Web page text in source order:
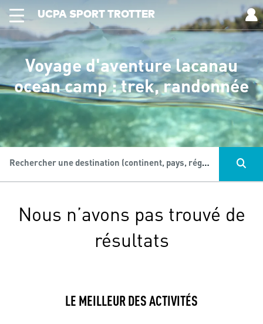
UCPA SPORT TROTTER
Voyage d'aventure lacanau
ocean camp : trek, randonnée
Rechercher une destination (continent, pays, région...), une activité...
Nous n’avons pas trouvé de
résultats
LE MEILLEUR DES ACTIVITÉS